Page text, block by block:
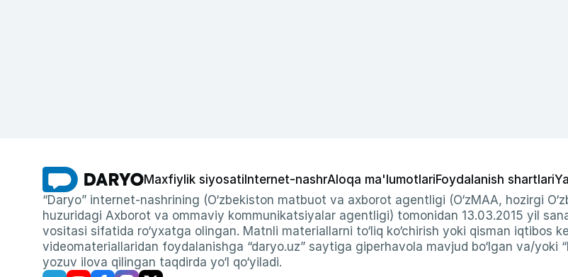
Maxfiylik siyosati Internet-nashrAloqa ma'lumotlariFoydalanish shartlari
“Daryo” internet-nashrining (O‘zbekiston matbuot va axborot agentligi (O‘zMAA, hozirgi
huzuridagi Axborot va ommaviy kommunikatsiyalar agentligi) tomonidan 13.03.2015 yil
vositasi sifatida ro‘yxatga olingan. Matnli materiallarni to‘liq ko‘chirish yoki qisman
videomateriallaridan foydalanishga “daryo.uz” saytiga giperhavola mavjud bo‘lgan va/yoki
yozuv ilova qilingan taqdirda yo‘l qo‘yiladi.